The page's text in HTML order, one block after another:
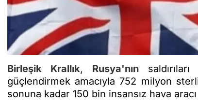
Birleşik Krallık, Rusya'nınsaldırıları
güçlendirmek amacıyla 752 milyon
sonuna kadar 150 bin insansız hava